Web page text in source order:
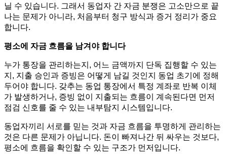
닐 수 있습니다. 그래서 동업자 간 자금 분쟁은 고소만으로 끝
나는 문제가 아니라, 처음부터 청구 방식과 증거 정리가 중요
합니다.
평소에 자금 흐름을 남겨야 합니다
누가 통장을 관리하는지, 어느 금액까지 단독 집행할 수 있는
지, 지출 승인과 증빙은 어떻게 남길 것인지 동업 초기에 정해
두어야 합니다. 갖추는 동업 통장에서 특정 계좌로 반복 이체
가 발생하거나, 증빙 없이 지출되는 흐름이 계속된다면 먼저
점검 신호를 줄 수 있는 내부탐지 시스템입니다.
동업자끼리 서로를 믿는 것과 자금 흐름을 투명하게 관리하는
것은 다른 문제가 아닙니다. 돈이 빠져나간 뒤 싸우는 것보다,
평소에 흐름을 확인할 수 있는 구조가 먼저입니다.